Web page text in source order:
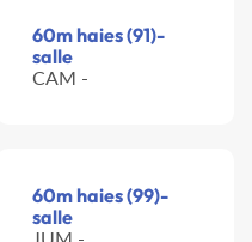
60m haies (91)-
salle
CAM -
60m haies (99)-
salle